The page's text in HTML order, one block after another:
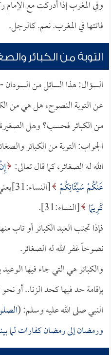
وفي المغرب إذا أدركت مع
فاتتها في المغرب. نعم. كالرجل.
التوبة من الكبائر
السؤال: هذا السائل من
عن التوبة النصوح، هل هي من
من الكبائر فحسب؟ وهل الصغيرة
الجواب: التوبة من الكبائر
الله له الصغائر، كما قال تعالى:
عَنْكُمْ سَيِّئَاتِكُمْ [النساء:31]يعني: الصغائر،
كَرِيمًا [النساء:31].
فإذا تجنب العبد الكبائر أو تاب
نصوحاً غفر الله له الصغائر.
والكبائر هي التي جاء فيها
بإقامة حد فيها كحد الزنا.. أو
النبي صلى الله عليه وسلم: (
ورمضان إلى رمضان كفارات لما